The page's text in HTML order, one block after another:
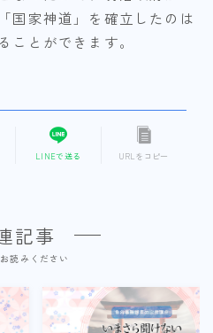
国家神道」を確立したのは
ことができます。
LINEで送る URLをコピー
記事
読みください